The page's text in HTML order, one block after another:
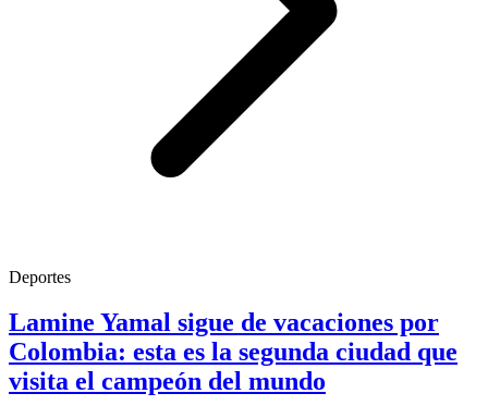
Deportes
Lamine Yamal sigue de vacaciones por
Colombia: esta es la segunda ciudad que
visita el campeón del mundo